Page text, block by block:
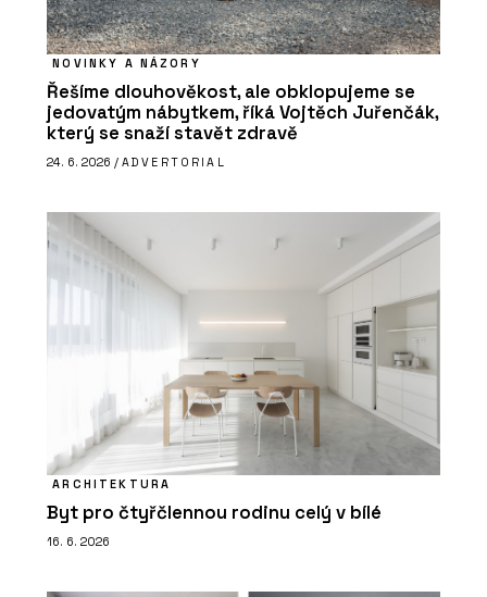
NOVINKY A NÁZORY
Řešíme dlouhověkost, ale obklopujeme se
jedovatým nábytkem, říká Vojtěch Juřenčák,
který se snaží stavět zdravě
24. 6. 2026 / ADVERTORIAL
ARCHITEKTURA
Byt pro čtyřčlennou rodinu celý v bílé
16. 6. 2026